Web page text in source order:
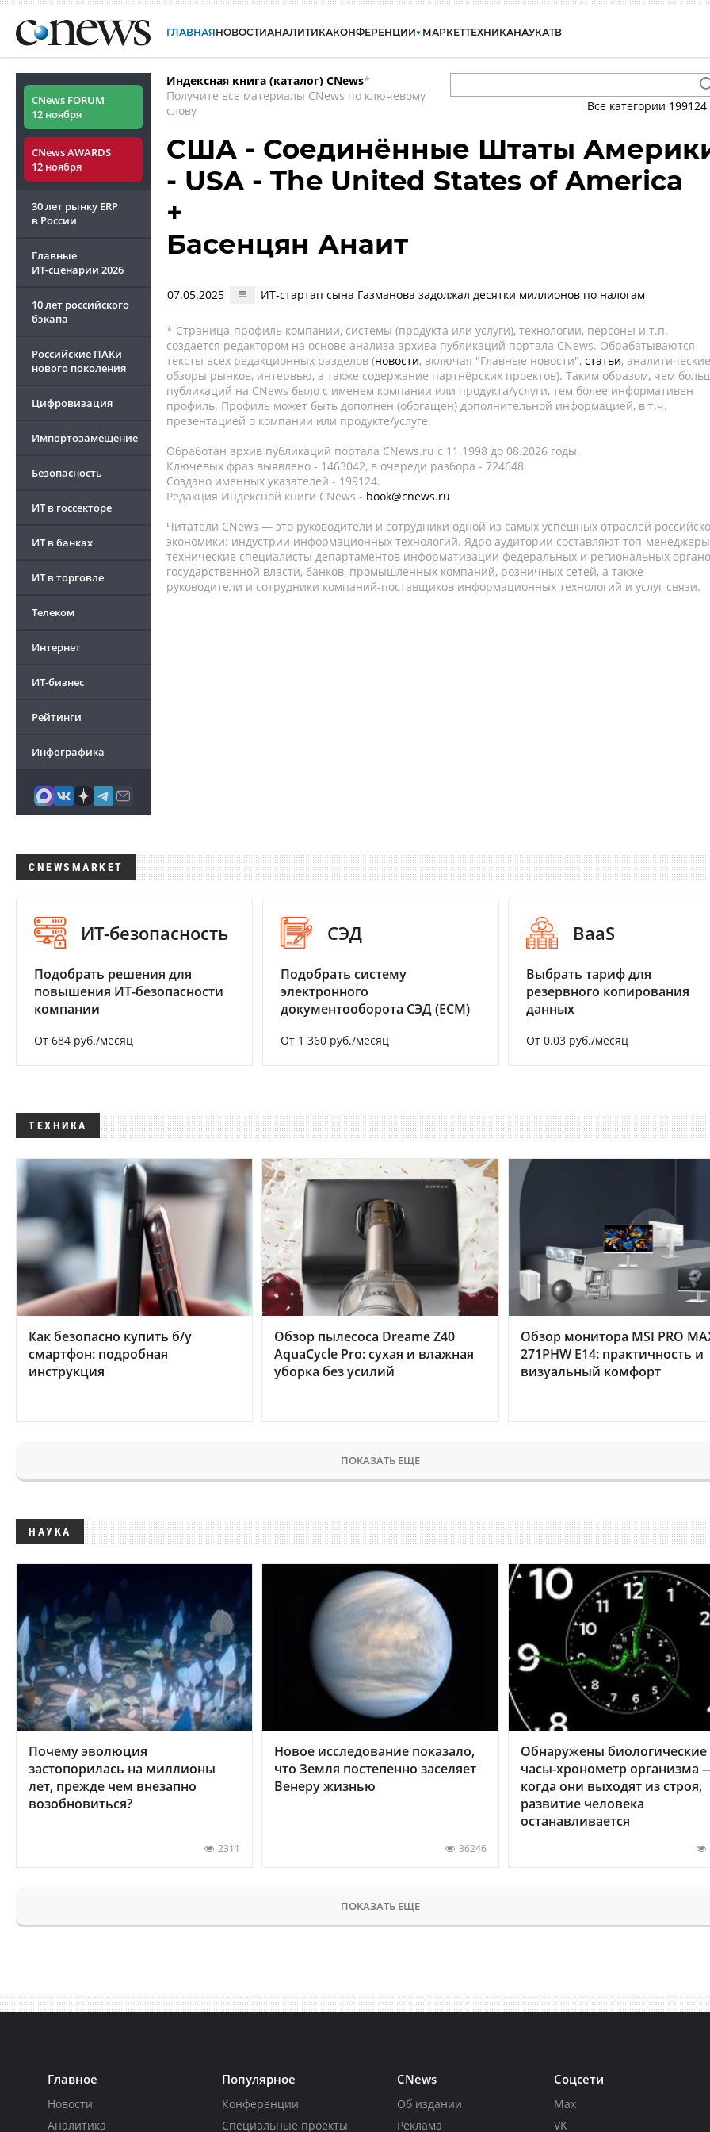
ГЛАВНАЯНОВОСТИАНАЛИТИКАКОНФЕРЕНЦИИ МАРКЕТТЕХНИКАНАУКАТВ
CNews FORUM
12 ноября
CNews AWARDS
12 ноября
30 лет рынку ERP
в России
Главные
ИТ-сценарии 2026
10 лет российского
бэкапа
Российские ПАКи
нового поколения
Цифровизация
Импортозамещение
Безопасность
ИТ в госсекторе
ИТ в банках
ИТ в торговле
Телеком
Интернет
ИТ-бизнес
Рейтинги
Инфографика
Индексная книга (каталог) CNews*
Получите все материалы CNews по ключевому
слову
Все категории 199124
США - Соединённые Штаты
- USA - The United States of America
+
Басенцян Анаит
07.05.2025 ИТ-стартап сына Газманова задолжал десятки миллионов по налогам
* Страница-профиль компании, системы (продукта или услуги), технологии, персоны и т.п.
создается редактором на основе анализа архива публикаций портала CNews. Обрабатываются
тексты всех редакционных разделов (новости, включая "Главные новости", статьи, аналитические
обзоры рынков, интервью, а также содержание партнёрских проектов). Таким образом, чем
публикаций на CNews было с именем компании или продукта/услуги, тем более информативен
профиль. Профиль может быть дополнен (обогащен) дополнительной информацией, в т.ч.
презентацией о компании или продукте/услуге.
Обработан архив публикаций портала CNews.ru c 11.1998 до 08.2026 годы.
Ключевых фраз выявлено - 1463042, в очереди разбора - 724648.
Создано именных указателей - 199124.
Редакция Индексной книги CNews - book@cnews.ru
Читатели CNews — это руководители и сотрудники одной из самых успешных отраслей
экономики: индустрии информационных технологий. Ядро аудитории составляют топ-
технические специалисты департаментов информатизации федеральных и региональных
государственной власти, банков, промышленных компаний, розничных сетей, а также
руководители и сотрудники компаний-поставщиков информационных технологий и услуг связи.
CNEWSMARKET
ИТ-безопасность
Подобрать решения для
повышения ИТ-безопасности
компании
От 684 руб./месяц
СЭД
Подобрать систему
электронного
документооборота СЭД (ECM)
От 1 360 руб./месяц
BaaS
Выбрать тариф для
резервного копирования
данных
От 0.03 руб./месяц
ТЕХНИКА
Как безопасно купить б/у
смартфон: подробная
инструкция
Обзор пылесоса Dreame Z40
AquaCycle Pro: сухая и влажная
уборка без усилий
Обзор монитора MSI PRO
271PHW E14: практичность и
визуальный комфорт
ПОКАЗАТЬ ЕЩЕ
НАУКА
Почему эволюция
застопорилась на миллионы
лет, прежде чем внезапно
возобновиться?
2311
Новое исследование показало,
что Земля постепенно заселяет
Венеру жизнью
36246
Обнаружены биологические
часы-хронометр организма
когда они выходят из строя,
развитие человека
останавливается
ПОКАЗАТЬ ЕЩЕ
Главное
Новости
Аналитика
Популярное
Конференции
Специальные проекты
CNews
Об издании
Реклама
Соцсети
Max
VK